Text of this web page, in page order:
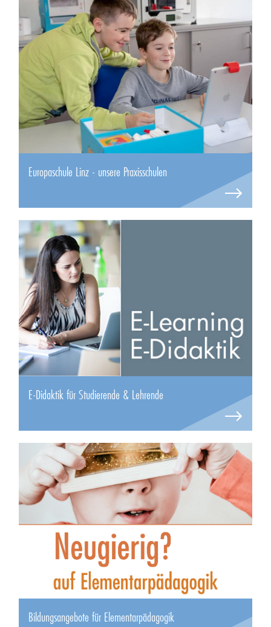
Europaschule Linz - unsere Praxisschulen
E-Didaktik für Studierende & Lehrende
Bildungsangebote für Elementarpädagogik